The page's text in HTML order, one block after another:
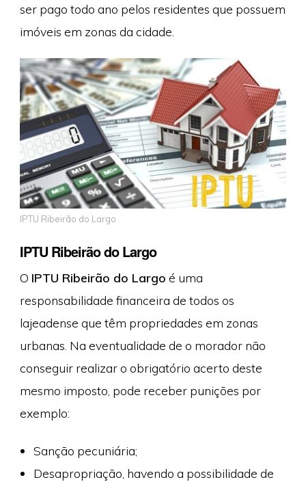
ser pago todo ano pelos residentes que possuem
imóveis em zonas da cidade.
IPTU Ribeirão do Largo
IPTU Ribeirão do Largo
O IPTU Ribeirão do Largo é uma
responsabilidade financeira de todos os
lajeadense que têm propriedades em zonas
urbanas. Na eventualidade de o morador não
conseguir realizar o obrigatório acerto deste
mesmo imposto, pode receber punições por
exemplo:
Sanção pecuniária;
Desapropriação, havendo a possibilidade de